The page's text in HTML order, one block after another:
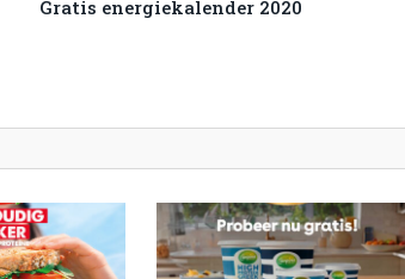
Gratis energiekalender 2020